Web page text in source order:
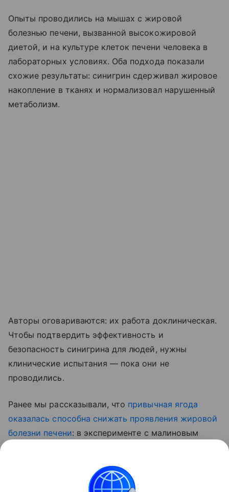
Опыты проводились на мышах с жировой
болезнью печени, вызванной высокожировой
диетой, и на культуре клеток печени человека в
лабораторных условиях. Оба подхода показали
схожие результаты: синигрин сдерживал жировое
накопление в тканях и нормализовал нарушенный
метаболизм.
Авторы оговариваются: их работа доклиническая.
Чтобы подтвердить эффективность и
безопасность синигрина для людей, нужны
клинические испытания — пока они не
проводились.
Ранее мы рассказывали, что привычная ягода
оказалась способна снижать проявления жировой
болезни печени: в эксперименте с малиновым